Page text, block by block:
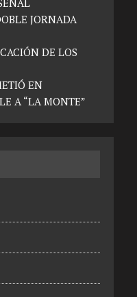
JORNADA
DE LOS
EN
A “LA MONTE”